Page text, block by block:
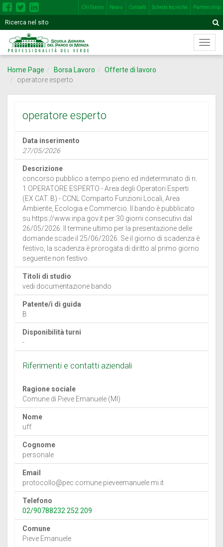
Chi Siamo News Contatti Schede tecniche Partnership
Motore
di
ricerca
Inserisci
una
più
nel
seguente
Menù
di
Home Page Borsa Lavoro
Offerte di lavoro
operatore esperto
operatore esperto
Data inserimento
27/05/2026
Descrizione
concorso pubblico a tempo pieno ed indeterminato di n.
1 OPERATORE ESPERTO - Area degli Operatori Esperti
(EX CAT. B) - CCNL Comparto Funzioni Locali, Area
Ambiente, Ecologia e Commercio. Il bando è pubblicato
su https://www.inpa.gov.it per 30 giorni consecutivi dal
26/05/2026. Il termine ultimo per la presentazione delle
domande scade il 25/06/2026. Se il giorno di scadenza è
festivo, la scadenza è prorogata di diritto al primo giorno
seguente non festivo.
Titoli di studio
vedi documentazione bando
Patente/i di guida
B
Disponibilità turni
-
Riferimenti e contatti aziendali
Ragione sociale
Comune di Pieve Emanuele (MI)
Nome
uff
Cognome
personale
Email
protocollo@pec.comune.pieveemanuele.mi.it
Telefono
02/90788232 252 209
Comune
Pieve Emanuele